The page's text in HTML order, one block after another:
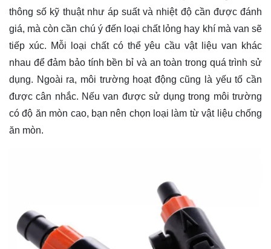
thông số kỹ thuật như áp suất và nhiệt độ cần được đánh
giá, mà còn cần chú ý đến loại chất lỏng hay khí mà van sẽ
tiếp xúc. Mỗi loại chất có thể yêu cầu vật liệu van khác
nhau để đảm bảo tính bền bỉ và an toàn trong quá trình sử
dụng. Ngoài ra, môi trường hoạt động cũng là yếu tố cần
được cân nhắc. Nếu van được sử dụng trong môi trường
có độ ăn mòn cao, bạn nên chọn loại làm từ vật liệu chống
ăn mòn.